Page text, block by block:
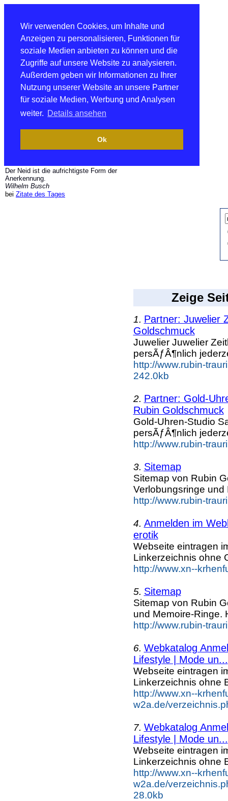
Wir verwenden Cookies, um Inhalte und
Anzeigen zu personalisieren, Funktionen für
soziale Medien anbieten zu können und die
Zugriffe auf unsere Website zu analysieren.
Außerdem geben wir Informationen zu Ihrer
Nutzung unserer Website an unsere Partner
für soziale Medien, Werbung und Analysen
weiter. Details ansehen
Ok
Der Neid ist die aufrichtigste Form der
Anerkennung.
Wilhelm Busch
bei Zitate des Tages
Zeige
1. Partner: Juwelier
Goldschmuck
Juwelier Juwelier
persÃƒÂ¶nlich
http://www.rubin-
242.0kb
2. Partner: Gold-
Rubin Goldschmuck
Gold-Uhren-Studio
persÃƒÂ¶nlich
http://www.rubin-
3. Sitemap
Sitemap von Rubin
Verlobungsringe und
http://www.rubin-
4. Anmelden im
erotik
Webseite eintragen
Linkerzeichnis ohne
http://www.xn--
5. Sitemap
Sitemap von Rubin
und Memoire-Ringe.
http://www.rubin-
6. Webkatalog
Lifestyle | Mode un...
Webseite eintragen
Linkerzeichnis ohne
http://www.xn--
w2a.de/
7. Webkatalog
Lifestyle | Mode un...
Webseite eintragen
Linkerzeichnis ohne
http://www.xn--
w2a.de/
28.0kb